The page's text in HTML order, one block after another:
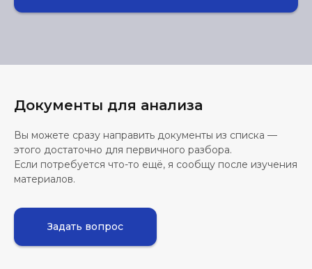
Документы для анализа
Вы можете сразу направить документы из списка —
этого достаточно для первичного разбора.
Если потребуется что-то ещё, я сообщу после изучения
материалов.
Задать вопрос